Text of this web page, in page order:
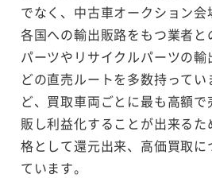
でなく、中古車オークション
各国への輸出販路をもつ業者
パーツやリサイクルパーツの
どの直売ルートを多数持って
ど、買取車両ごとに最も高額
販し利益化することが出来る
格として還元出来、高価買取
ています。